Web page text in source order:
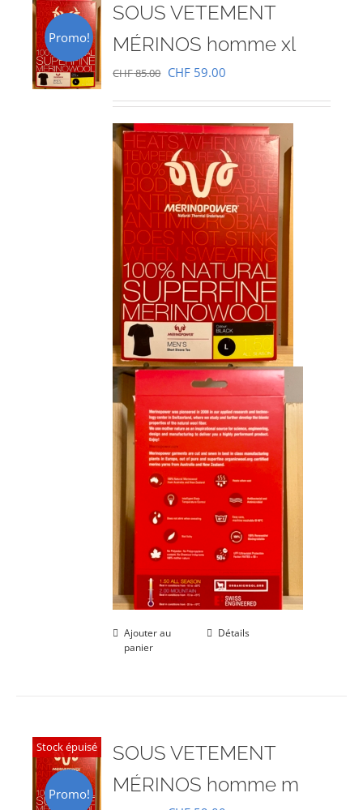
Promo!
SOUS VETEMENT
MÉRINOS homme xl
CHF85.00 Le
initial
était :
CHF 85.00.
CHF 59.00
actuel
est :
CHF 59.00.
Ajouter au
panier
Détails
Stock épuisé
Promo!
SOUS VETEMENT
MÉRINOS homme m